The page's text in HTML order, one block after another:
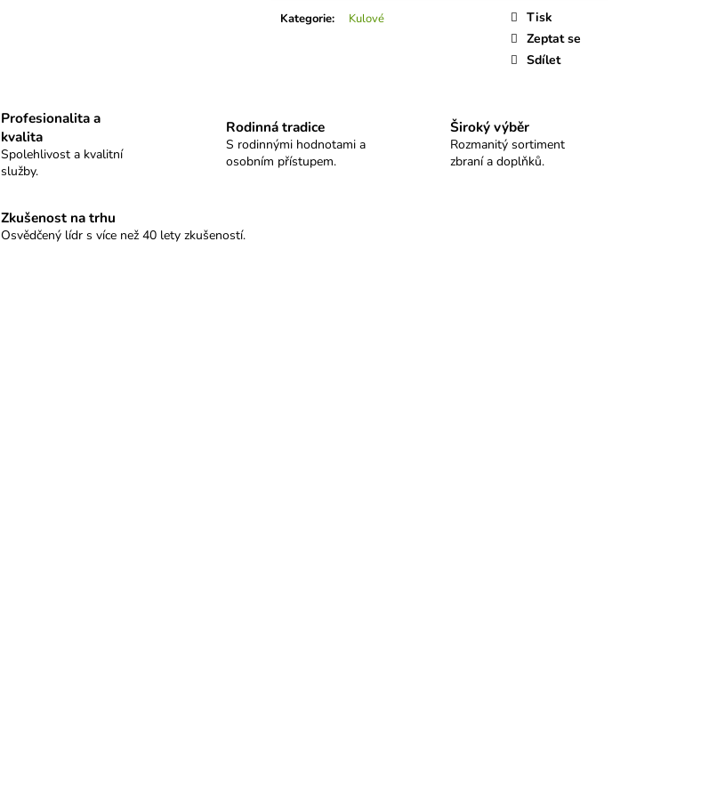
Kategorie: Kulové
Tisk
Zeptat se
Sdílet
Profesionalita a
kvalita
Spolehlivost a kvalitní
služby.
Rodinná tradice
S rodinnými hodnotami a
osobním přístupem.
Široký výběr
Rozmanitý sortiment
zbraní a doplňků.
Zkušenost na trhu
Osvědčený lídr s více než 40 lety zkušeností.